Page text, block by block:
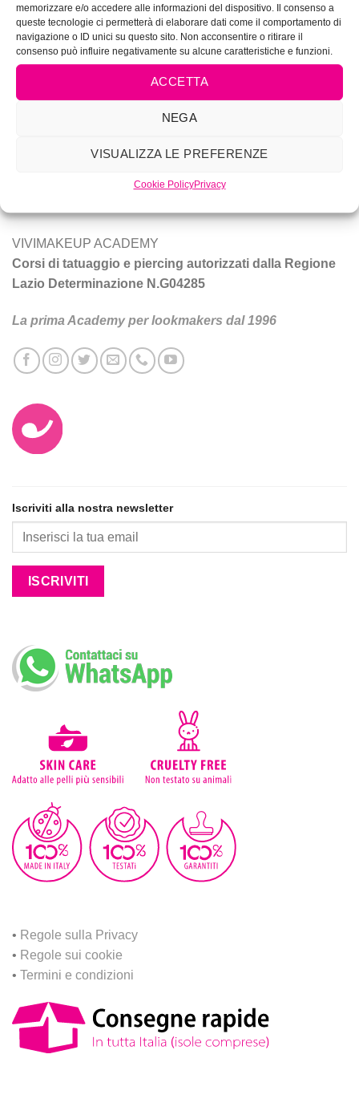
memorizzare e/o accedere alle informazioni del dispositivo. Il consenso a
queste tecnologie ci permetterà di elaborare dati come il comportamento di
navigazione o ID unici su questo sito. Non acconsentire o ritirare il
consenso può influire negativamente su alcune caratteristiche e funzioni.
ACCETTA
NEGA
VISUALIZZA LE PREFERENZE
Cookie PolicyPrivacy
Prodotti per MakeUp
piercing a Roma.
Tecniche e prodotti per ottenere un trucco da star.
VIVIMAKEUP ACADEMY
Corsi di tatuaggio e piercing autorizzati dalla Regione
Lazio Determinazione N.G04285
La prima Academy per lookmakers dal 1996
Iscriviti alla nostra newsletter
• Regole sulla Privacy
• Regole sui cookie
• Termini e condizioni